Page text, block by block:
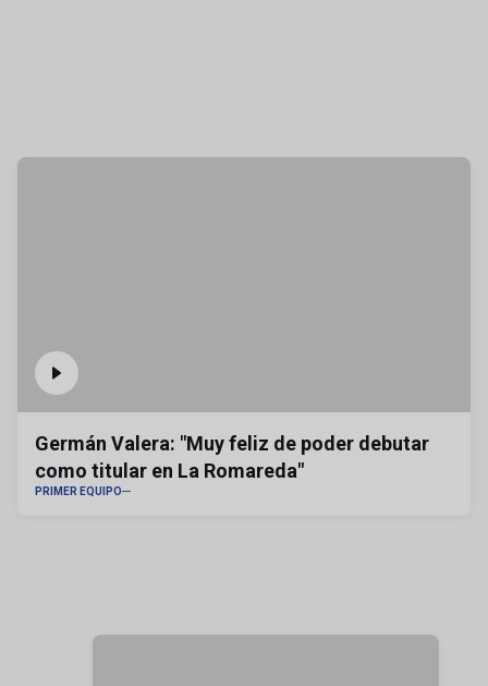
Germán Valera: "Muy feliz de poder debutar
como titular en La Romareda"
PRIMER EQUIPO